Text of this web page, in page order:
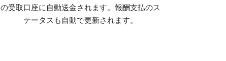
の受取口座に自動送金されます。報酬支払のス
テータスも自動で更新されます。